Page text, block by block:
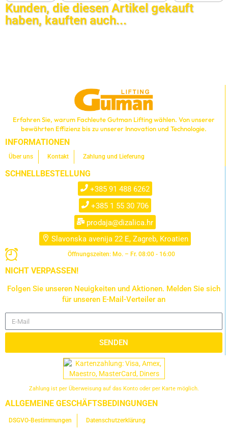
Kunden, die diesen Artikel gekauft
haben, kauften auch...
Erfahren Sie, warum Fachleute Gutman Lifting wählen. Von unserer
bewährten Effizienz bis zu unserer Innovation und Technologie.
INFORMATIONEN
Über uns Kontakt Zahlung und Lieferung
SCHNELLBESTELLUNG
+385 91 488 6262
+385 1 55 30 706
prodaja@dizalica.hr
Slavonska avenija 22 E, Zagreb, Kroatien
Öffnungszeiten: Mo. – Fr. 08:00 - 16:00
NICHT VERPASSEN!
Folgen Sie unseren Neuigkeiten und Aktionen. Melden Sie sich
für unseren E-Mail-Verteiler an
SENDEN
Zahlung ist per Überweisung auf das Konto oder per Karte möglich.
ALLGEMEINE GESCHÄFTSBEDINGUNGEN
DSGVO-Bestimmungen Datenschutzerklärung